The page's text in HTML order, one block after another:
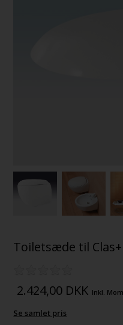
Toiletsæde til
2.424,00 DKK Inkl.
Se samlet pris